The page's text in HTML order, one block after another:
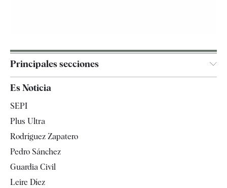
Principales secciones
España
Televisión
Es Noticia
SEPI
Plus Ultra
Rodríguez Zapatero
Pedro Sánchez
Guardia Civil
Leire Díez